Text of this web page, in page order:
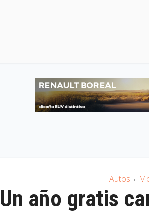
Autos •
Un año gratis